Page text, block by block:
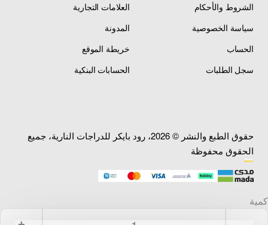
الشروط والأحكام
سياسة الخصوصية
الحساب
سجل الطلبات
العلامات التجارية
المدونة
خريطة الموقع
الحسابات البنكية
حقوق الطبع والنشر © 2026، رود بايكر للدراجات النارية، جميع
الحقوق محفوظة